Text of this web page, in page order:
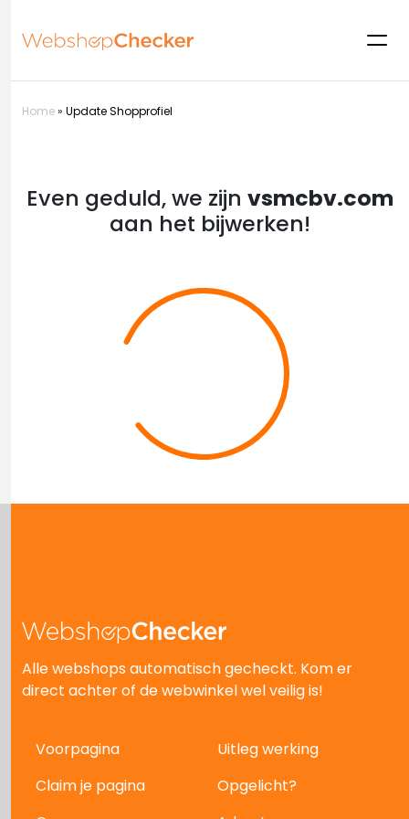
Home» Update Shopprofiel
Even geduld, we zijn vsmcbv.com
aan het bijwerken!
Alle webshops automatisch gecheckt. Kom er
direct achter of de webwinkel wel veilig is!
Voorpagina
Uitleg werking
Claim je pagina
Opgelicht?